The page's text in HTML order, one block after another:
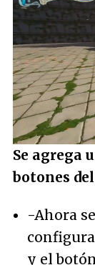
Se agrega
botones
-Ahora
y el